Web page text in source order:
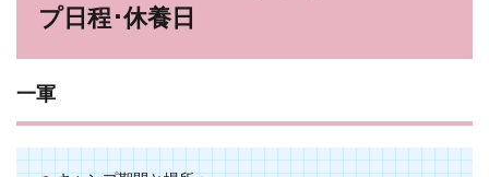
プ日程･休養日
一軍